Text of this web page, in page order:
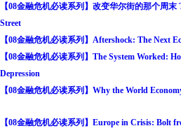
【08金融危机必读系列】改变华尔街的那个周末
Street
【08金融危机必读系列】Aftershock: The Next
【08金融危机必读系列】The System Worked:
Depression
【08金融危机必读系列】Why the World
【08金融危机必读系列】Europe in Crisis: Bolt